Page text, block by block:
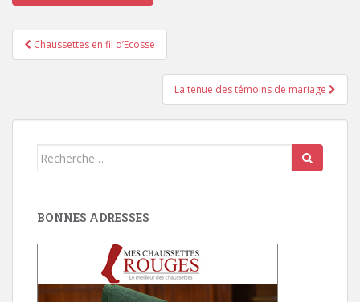
Pagination
d'article
Chaussettes en fil d’Ecosse
La tenue des témoins de mariage
Search
BONNES ADRESSES